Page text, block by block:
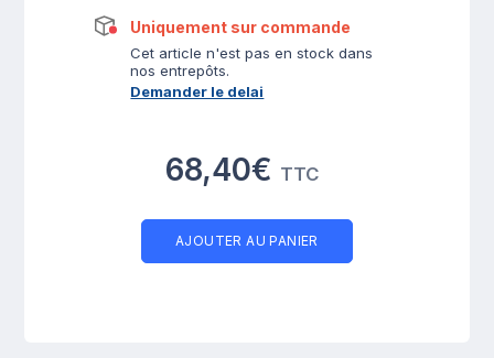
Uniquement sur commande
Cet article n'est pas en stock dans
nos entrepôts.
Demander le delai
68,40€ TTC
AJOUTER AU PANIER